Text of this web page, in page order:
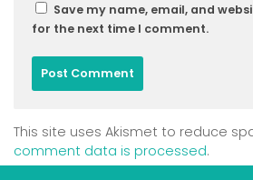
Save my name, email, and
for the next time I comment.
This site uses Akismet to reduce
comment data is processed.